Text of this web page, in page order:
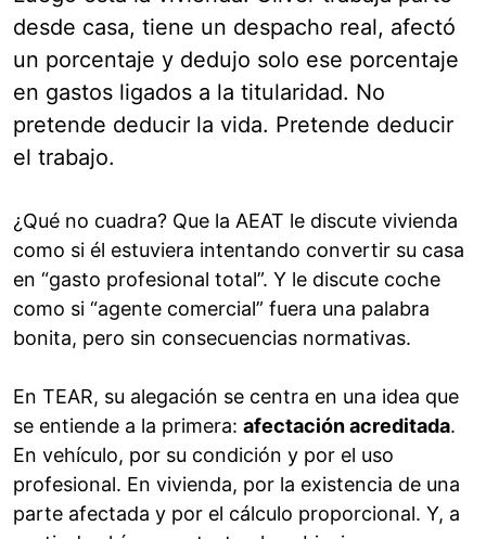
desde casa, tiene un despacho real, afectó
un porcentaje y dedujo solo ese porcentaje
en gastos ligados a la titularidad. No
pretende deducir la vida. Pretende deducir
el trabajo.
¿Qué no cuadra? Que la AEAT le discute vivienda
como si él estuviera intentando convertir su casa
en “gasto profesional total”. Y le discute coche
como si “agente comercial” fuera una palabra
bonita, pero sin consecuencias normativas.
En TEAR, su alegación se centra en una idea que
se entiende a la primera: afectación acreditada.
En vehículo, por su condición y por el uso
profesional. En vivienda, por la existencia de una
parte afectada y por el cálculo proporcional. Y, a